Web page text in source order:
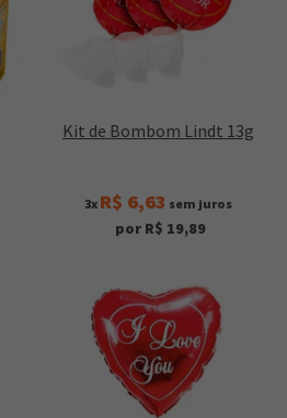
Kit de Bombom Lindt 13g
3x R$ 6,63 sem juros
por R$ 19,89